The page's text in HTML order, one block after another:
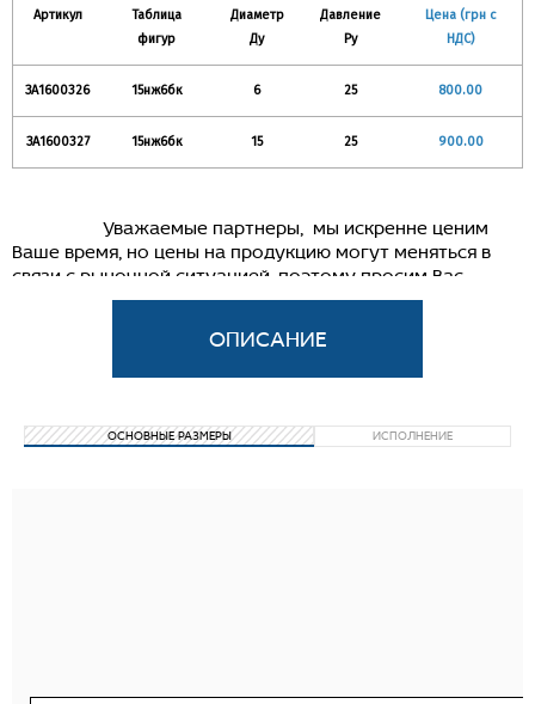
Артикул
Таблица
фигур
Диаметр
Ду
Давление
Ру
Цена (грн с
НДС)
ЗА1600326 15нж6бк 6 25 800.00
ЗА1600327 15нж6бк 15 25 900.00
Уважаемые партнеры, мы искренне ценим
Ваше время, но цены на продукцию могут меняться в
связи с рыночной ситуацией, поэтому просим Вас
связываться с нашим менеджером для уточнения
рабочей температурой до 300°С.
ОСНОВНЫЕ РАЗМЕРЫ ИСПОЛНЕНИЕ